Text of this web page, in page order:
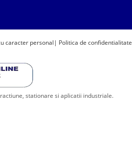
caracter personal | Politica de confidentialitate
stationare si aplicatii industriale.